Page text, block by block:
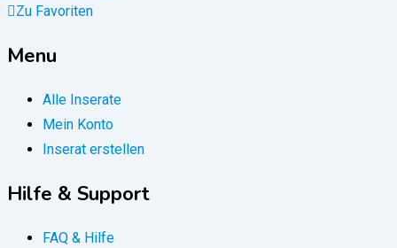
Zu Favoriten
Menu
Alle Inserate
Mein Konto
Inserat erstellen
Hilfe & Support
FAQ & Hilfe